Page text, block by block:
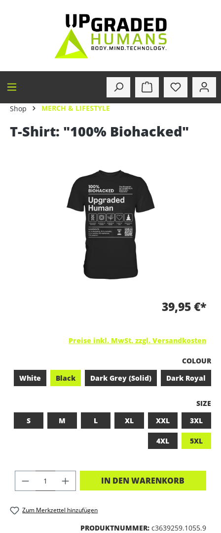
Shop MERCH & LIFESTYLE
T-Shirt: "100% Biohacked"
Bildergalerie überspringen
39,95 €*
Preise inkl. MwSt. zzgl. Versandkosten
COLOUR
White
Black Dark Grey (Solid) Dark Royal
SIZE
S
M L XL XXL 3XL
4XL 5XL
PRODUKT ANZAHL: GIB DEN
IN DEN WARENKORB
Zum Merkzettel hinzufügen
PRODUKTNUMMER: c3639259.1055.9